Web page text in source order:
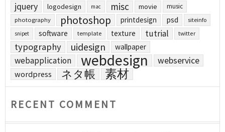
jquery logodesign mac misc movie music
photography photoshop printdesign psd siteinfo
snipet software template texture tutrial twitter
typography uidesign wallpaper
webapplication webdesign webservice
wordpress ネタ帳 素材
RECENT COMMENT